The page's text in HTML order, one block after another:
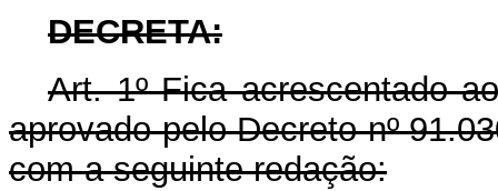
DECRETA:
Art. 1º Fica acrescentado
aprovado pelo Decreto nº
com a seguinte redação: